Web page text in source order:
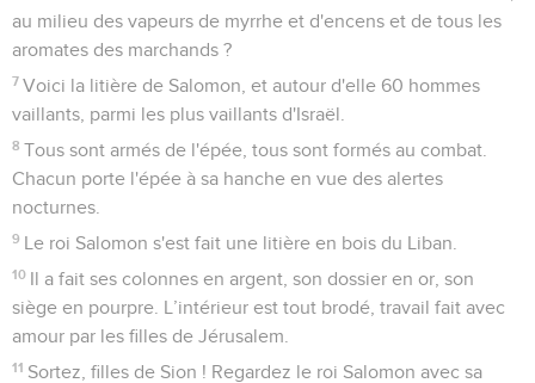
au milieu des vapeurs de myrrhe et d'encens et de tous les
aromates des marchands ?
7 Voici la litière de Salomon, et autour d'elle 60 hommes
vaillants, parmi les plus vaillants d'Israël.
8 Tous sont armés de l'épée, tous sont formés au combat.
Chacun porte l'épée à sa hanche en vue des alertes
nocturnes.
9 Le roi Salomon s'est fait une litière en bois du Liban.
10 Il a fait ses colonnes en argent, son dossier en or, son
siège en pourpre. L’intérieur est tout brodé, travail fait avec
amour par les filles de Jérusalem.
11 Sortez, filles de Sion ! Regardez le roi Salomon avec sa